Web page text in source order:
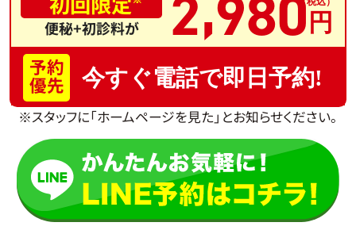
便秘+初診料が
予約
優先 今すぐ電話で即日予約!
※スタッフに「ホームページを見た」とお知らせください。